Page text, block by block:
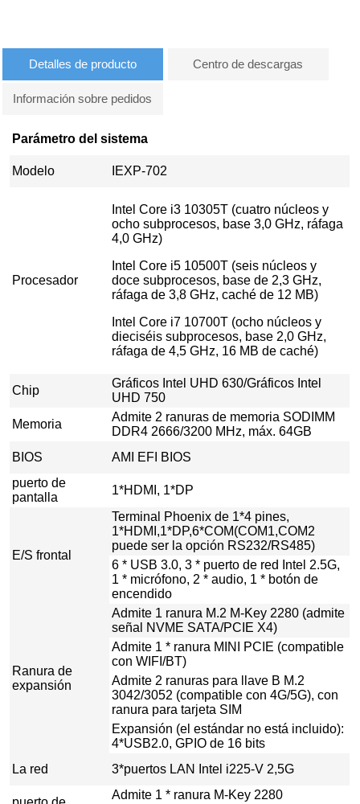
Detalles de producto Centro de descargas
Información sobre pedidos